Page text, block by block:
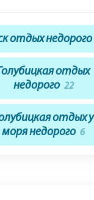
отдых недорого
отдых
недорого 22
отдых у
моря недорого 6